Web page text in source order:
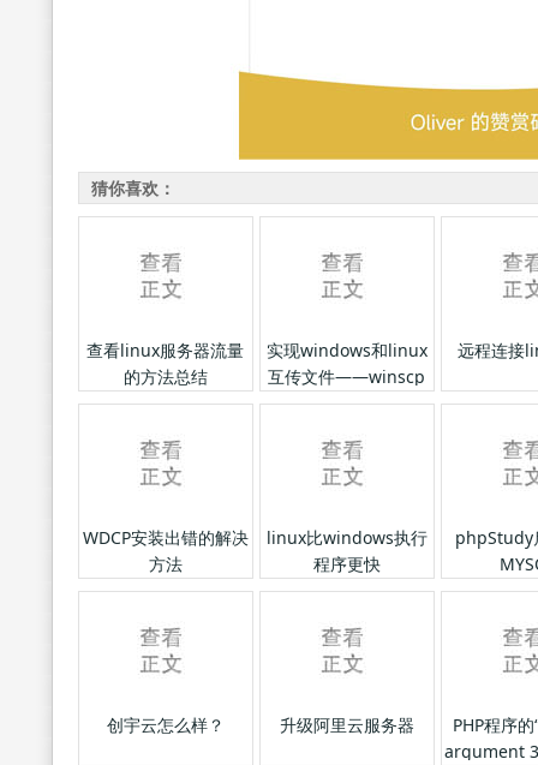
猜你喜欢：
查看linux服务器流量
的方法总结
实现windows和linux
互传文件——winscp
下载
远程连接
WDCP安装出错的解决
方法
linux比windows执行
程序更快
phpStudy
创宇云怎么样？ 升级阿里云服务器
PHP程序
argument